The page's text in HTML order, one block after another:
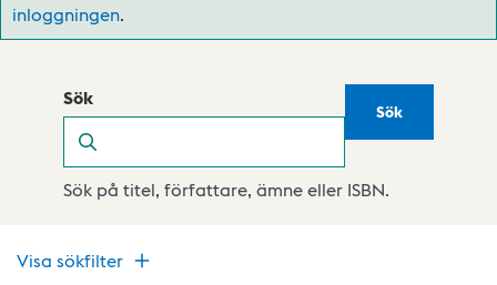
inloggningen.
Sök
Sök
Sök på titel, författare, ämne eller ISBN.
Visa sökfilter